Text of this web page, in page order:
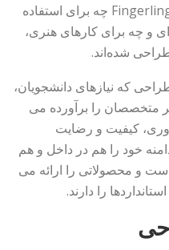
قطب‌نماهای طراحی Fingerling Stationery چه برای استفاده
و چه برای کارهای هنری،
شده‌اند.
که نیازهای دانشجویان،
متخصصان را برآورده می
کیفیت و رضایت
خود را هم در داخل و هم
و محصولاتی را ارائه می
را دارند.